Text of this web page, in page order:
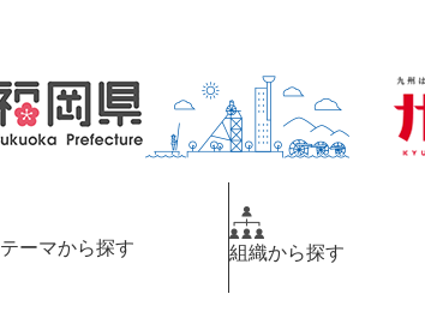
テーマから探す 組織から探す